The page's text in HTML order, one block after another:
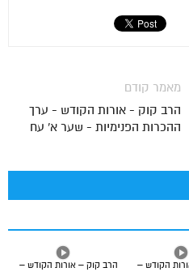
מאמר קודם
הרב קוק - אורות הקודש - ערך
ההכרות הפנימיות - שער א' עח
הרב קוק – אורות הקודש –
הקודש –